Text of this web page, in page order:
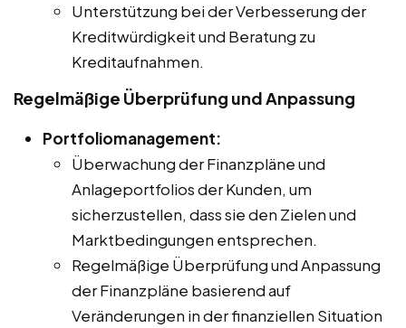
Unterstützung bei der Verbesserung der
Kreditwürdigkeit und Beratung zu
Kreditaufnahmen.
Regelmäßige Überprüfung und Anpassung
Portfoliomanagement:
Überwachung der Finanzpläne und
Anlageportfolios der Kunden, um
sicherzustellen, dass sie den Zielen und
Marktbedingungen entsprechen.
Regelmäßige Überprüfung und Anpassung
der Finanzpläne basierend auf
Veränderungen in der finanziellen Situation